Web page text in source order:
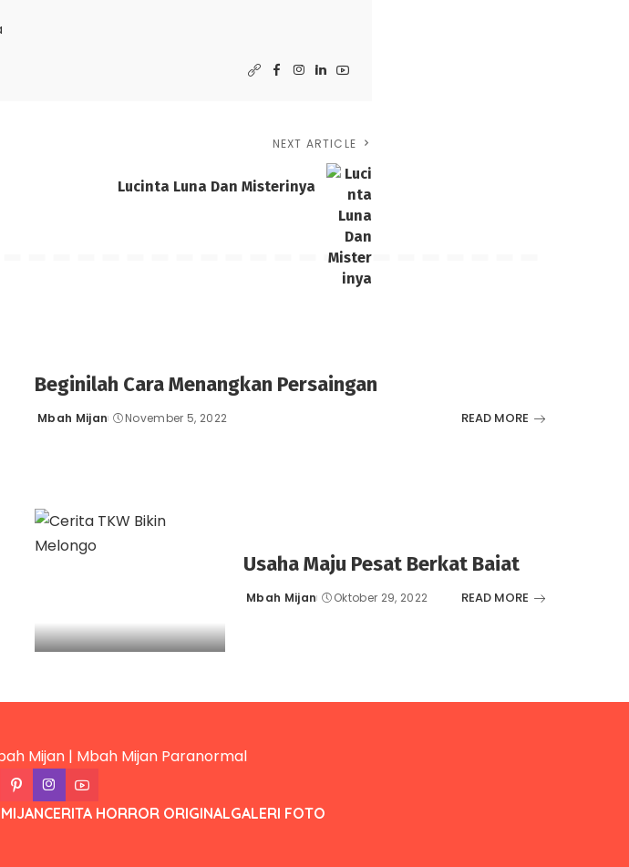
NEXT ARTICLE
Lucinta Luna Dan Misterinya
Beginilah Cara Menangkan Persaingan
Posted
Mbah Mijan November 5, 2022 READ MORE
Usaha Maju Pesat Berkat Baiat
Posted
Mbah Mijan Oktober 29, 2022 READ MORE
CERITA HORROR ORIGINALGALERI FOTO